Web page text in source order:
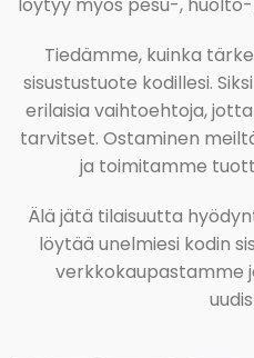
löytyy myös pesu-,
Tiedämme, kuinka
sisustustuote kodillesi.
erilaisia vaihtoehtoja,
tarvitset. Ostaminen
ja toimitamme
Älä jätä tilaisuutta
löytää unelmiesi kodin
verkkokaupastamme